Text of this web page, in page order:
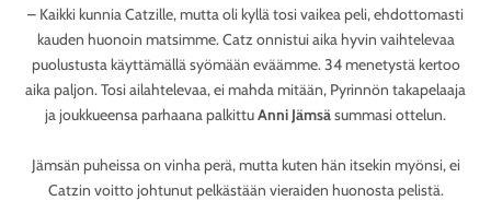
– Kaikki kunnia Catzille, mutta oli kyllä tosi vaikea peli, ehdottomasti
kauden huonoin matsimme. Catz onnistui aika hyvin vaihtelevaa
puolustusta käyttämällä syömään eväämme. 34 menetystä kertoo
aika paljon. Tosi ailahtelevaa, ei mahda mitään, Pyrinnön takapelaaja
ja joukkueensa parhaana palkittuAnni Jämsäsummasi ottelun.
Jämsän puheissa on vinha perä, mutta kuten hän itsekin myönsi, ei
Catzin voitto johtunut pelkästään vieraiden huonosta pelistä.